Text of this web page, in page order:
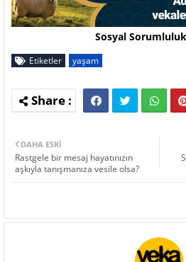
Sosyal
Etiketler yaşam
DAHA ESKI
Rastgele bir mesaj hayatınızın
aşkıyla tanışmanıza vesile olsa?